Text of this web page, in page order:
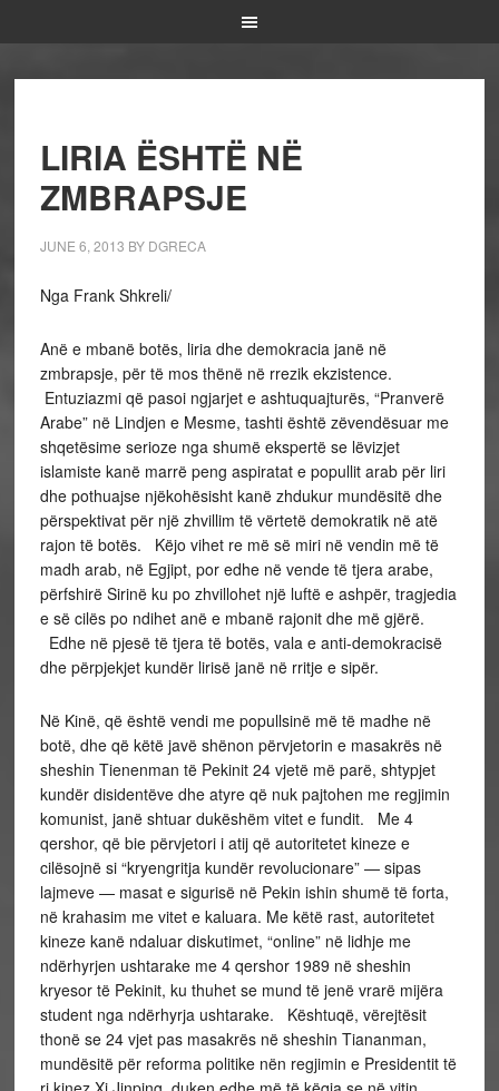
LIRIA ËSHTË NË
ZMBRAPSJE
JUNE 6, 2013 BY DGRECA
Nga Frank Shkreli/
Anë e mbanë botës, liria dhe demokracia janë në
zmbrapsje, për të mos thënë në rrezik ekzistence.
Entuziazmi që pasoi ngjarjet e ashtuquajturës, “Pranverë
Arabe” në Lindjen e Mesme, tashti është zëvendësuar me
shqetësime serioze nga shumë ekspertë se lëvizjet
islamiste kanë marrë peng aspiratat e popullit arab për liri
dhe pothuajse njëkohësisht kanë zhdukur mundësitë dhe
përspektivat për një zhvillim të vërtetë demokratik në atë
rajon të botës. Këjo vihet re më së miri në vendin më të
madh arab, në Egjipt, por edhe në vende të tjera arabe,
përfshirë Sirinë ku po zhvillohet një luftë e ashpër, tragjedia
e së cilës po ndihet anë e mbanë rajonit dhe më gjërë.
Edhe në pjesë të tjera të botës, vala e anti-demokracisë
dhe përpjekjet kundër lirisë janë në rritje e sipër.
Në Kinë, që është vendi me popullsinë më të madhe në
botë, dhe që këtë javë shënon përvjetorin e masakrës në
sheshin Tienenman të Pekinit 24 vjetë më parë, shtypjet
kundër disidentëve dhe atyre që nuk pajtohen me regjimin
komunist, janë shtuar dukëshëm vitet e fundit. Me 4
qershor, që bie përvjetori i atij që autoritetet kineze e
cilësojnë si “kryengritja kundër revolucionare” — sipas
lajmeve — masat e sigurisë në Pekin ishin shumë të forta,
në krahasim me vitet e kaluara. Me këtë rast, autoritetet
kineze kanë ndaluar diskutimet, “online” në lidhje me
ndërhyrjen ushtarake me 4 qershor 1989 në sheshin
kryesor të Pekinit, ku thuhet se mund të jenë vrarë mijëra
student nga ndërhyrja ushtarake. Kështuqë, vërejtësit
thonë se 24 vjet pas masakrës në sheshin Tiananman,
mundësitë për reforma politike nën regjimin e Presidentit të